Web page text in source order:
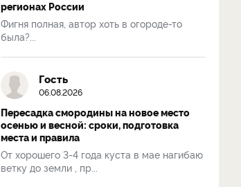
регионах России
Фигня полная, автор хоть в огороде-то
была?...
Гость
06.08.2026
Пересадка смородины на новое место
осенью и весной: сроки, подготовка
места и правила
От хорошего 3-4 года куста в мае нагибаю
ветку до земли , пр...